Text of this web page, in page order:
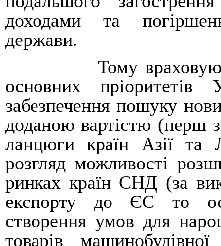
доходами та
держави.
Тому
основних
забезпечення пошуку
доданою вартістю (перш
ланцюги країн Азії та
розгляд можливості
ринках країн СНД (за
експорту до ЄС то
створення умов для
товарів